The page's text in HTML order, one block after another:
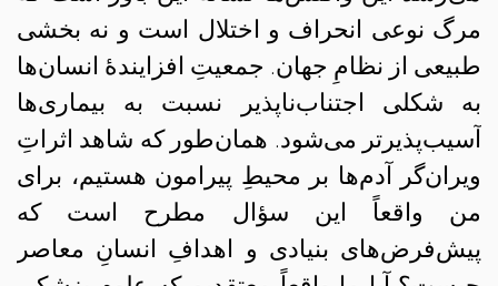
مرگ نوعی انحراف و اختلال است و نه بخشی
طبیعی از نظامِ جهان. جمعیتِ افزایندهٔ انسان‌ها
به شکلی اجتناب‌ناپذیر نسبت به بیماری‌ها
آسیب‌پذیرتر می‌شود. همان‌طور که شاهد اثراتِ
ویران‌گر آدم‌ها بر محیطِ پیرامون هستیم، برای
من واقعاً این سؤال مطرح است که
پیش‌فرض‌های بنیادی و اهدافِ انسانِ معاصر